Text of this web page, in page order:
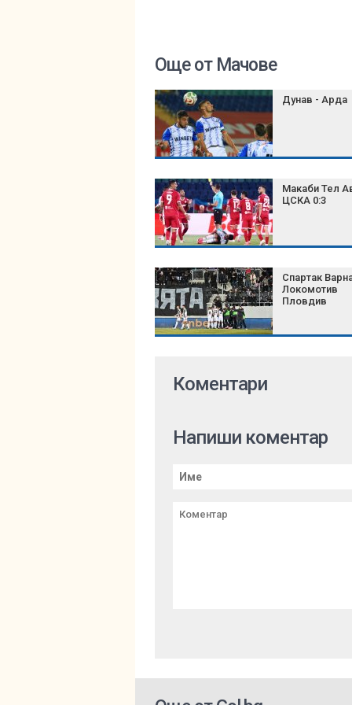
Още от Мачове
Дунав - Арда
Макаби Тел
ЦСКА 0:3
Спартак
Локомотив
Пловдив
Коментари
Напиши коментар